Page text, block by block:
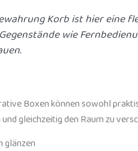
Korb ist hier eine
wie
Boxen können sowohl
gleichzeitig den Raum zu
glänzen